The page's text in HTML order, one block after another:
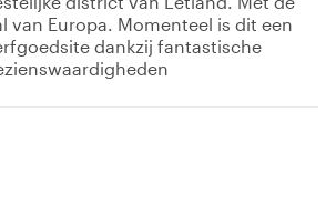
van Europa. Momenteel is dit een
dankzij fantastische